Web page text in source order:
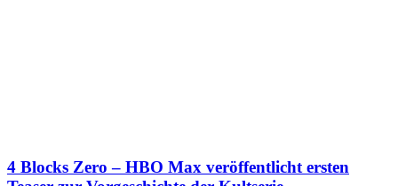
4 Blocks Zero – HBO Max veröffentlicht ersten